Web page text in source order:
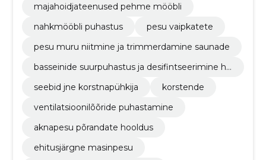
majahoidjateenused pehme mööbli
nahkmööbli puhastus
pesu vaipkatete
pesu muru niitmine ja trimmerdamine saunade
basseinide suurpuhastus ja desifintseerimine hü
seebid jne korstnapühkija
korstende
ventilatsioonilõõride puhastamine
aknapesu põrandate hooldus
ehitusjärgne masinpesu